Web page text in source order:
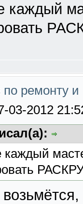
каждый
по ремонту
03-2012
каждый